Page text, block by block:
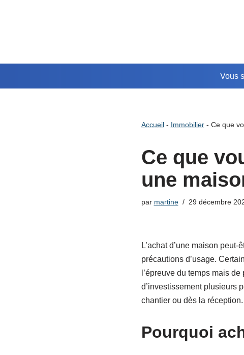
Vous
Accueil- Immobilier- Ce que
Ce que
une
par martine 29 décembre
L’achat d’une maison
précautions d’usage.
l’épreuve du temps mais
d’investissement plusieurs
chantier ou dès la
Pourquoi